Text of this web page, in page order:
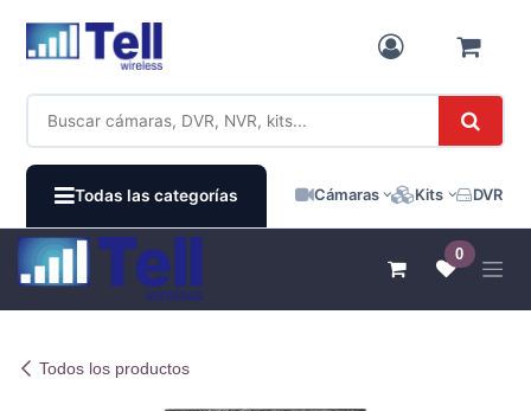
Todas las categorías Cámaras Kits DVR /
0
Todos los productos